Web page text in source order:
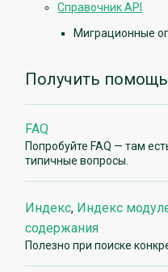
Справочник API
Миграционные
Получить помощь
FAQ
Попробуйте FAQ — там
типичные вопросы.
Индекс, Индекс
содержания
Полезно при поиске